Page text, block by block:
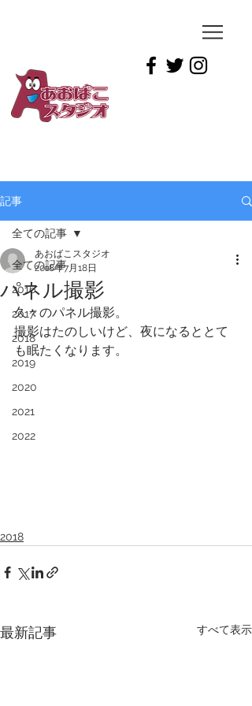
記事
全ての記事
2016
2017
2018
2019
2020
2021
2022
全ての記事
パネル撮影
あおばこスタジオ
2018年7月18日
久々のパネル撮影。
撮影はたのしいけど、夜になるととて
も眠たくなります。
2018
最新記事 すべて表示